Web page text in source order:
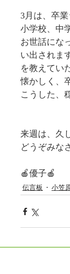
3月は、卒業
小学校、中
お世話にな
い出されま
を教えてい
懐かしく、
こうした、
来週は、久
どうぞみな
🍎優子🍎
伝言板 小笠